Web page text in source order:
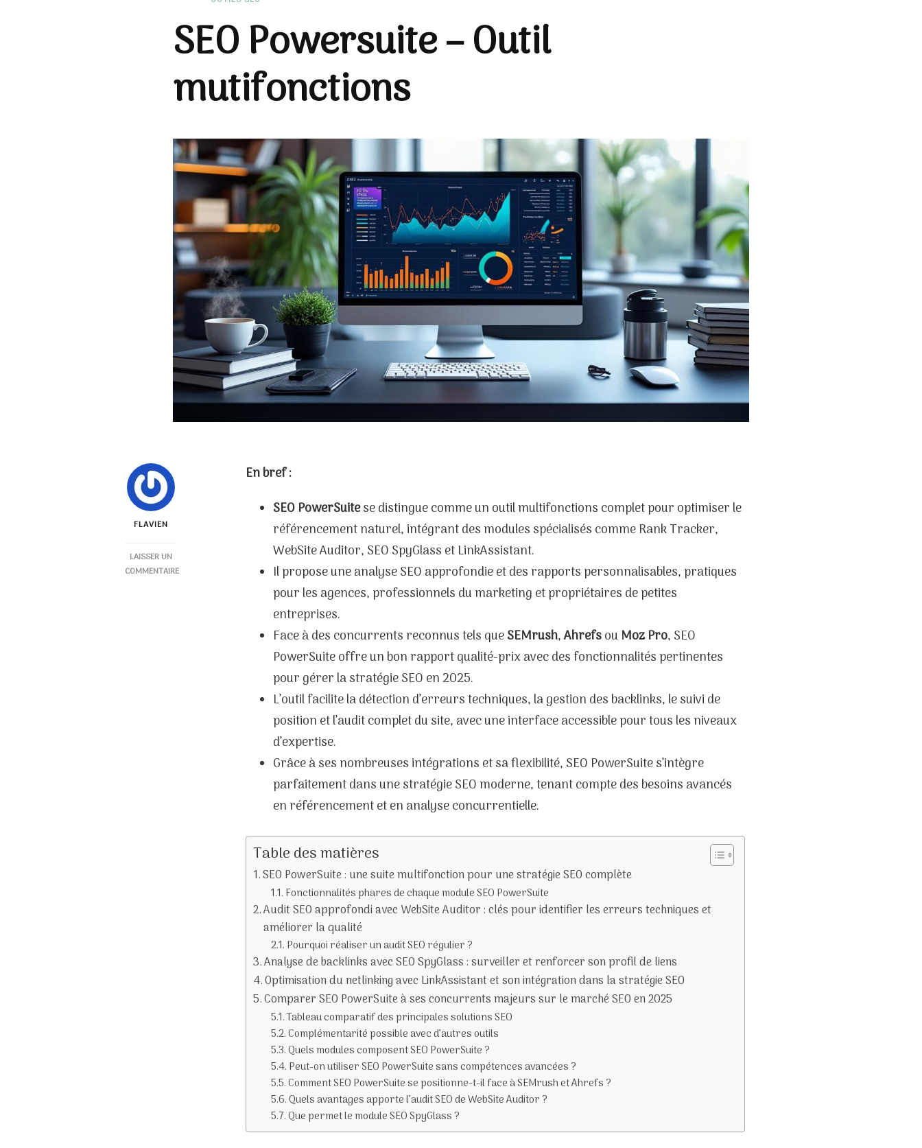
SEO Powersuite – Outil
mutifonctions
FLAVIEN
LAISSER UN
COMMENTAIRE
En bref :
SEO PowerSuitese distingue comme un outil multifonctions complet pour optimiser le
référencement naturel, intégrant des modules spécialisés comme Rank Tracker,
WebSite Auditor, SEO SpyGlass et LinkAssistant.
Il propose une analyse SEO approfondie et des rapports personnalisables, pratiques
pour les agences, professionnels du marketing et propriétaires de petites
entreprises.
Face à des concurrents reconnus tels queSEMrush,Ahrefsou Moz Pro, SEO
PowerSuite offre un bon rapport qualité-prix avec des fonctionnalités pertinentes
pour gérer la stratégie SEO en 2025.
L’outil facilite la détection d’erreurs techniques, la gestion des backlinks, le suivi de
position et l’audit complet du site, avec une interface accessible pour tous les niveaux
d’expertise.
Grâce à ses nombreuses intégrations et sa flexibilité, SEO PowerSuite s’intègre
parfaitement dans une stratégie SEO moderne, tenant compte des besoins avancés
en référencement et en analyse concurrentielle.
Table des matières
SEO PowerSuite : une suite multifonction pour une stratégie SEO complète
Fonctionnalités phares de chaque module SEO PowerSuite
Audit SEO approfondi avec WebSite Auditor : clés pour identifier les erreurs techniques et
améliorer la qualité
Pourquoi réaliser un audit SEO régulier ?
Analyse de backlinks avec SEO SpyGlass : surveiller et renforcer son profil de liens
Optimisation du netlinking avec LinkAssistant et son intégration dans la stratégie SEO
Comparer SEO PowerSuite à ses concurrents majeurs sur le marché SEO en 2025
Tableau comparatif des principales solutions SEO
Complémentarité possible avec d’autres outils
Quels modules composent SEO PowerSuite ?
Peut-on utiliser SEO PowerSuite sans compétences avancées ?
Comment SEO PowerSuite se positionne-t-il face à SEMrush et Ahrefs ?
Quels avantages apporte l’audit SEO de WebSite Auditor ?
Que permet le module SEO SpyGlass ?